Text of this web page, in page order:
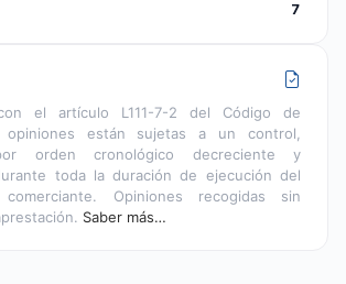
7
el artículo L111-7-2 del Código de
opiniones están sujetas a un control,
orden cronológico decreciente y
toda la duración de ejecución del
Opiniones recogidas sin
Saber más…